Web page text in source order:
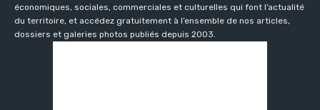
économiques, sociales, commerciales et culturelles qui font l’actualité
du territoire, et accédez gratuitement à l’ensemble de nos articles,
dossiers et galeries photos publiés depuis 2003.